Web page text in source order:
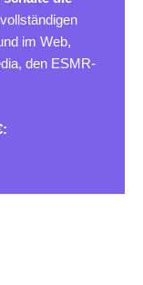
im Web,
den ESMR-